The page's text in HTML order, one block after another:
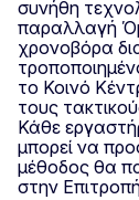
συνήθη
παραλλαγή
χρονοβόρα
το Κοινό
τους
Κάθε
μπορεί να
μέθοδος θα
στην